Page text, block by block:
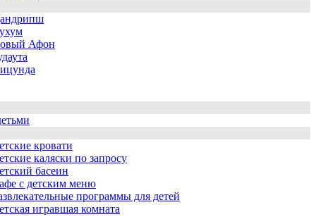
Афон
кровати
каляски по запросу
басеин
с детским меню
программы для детей
игравшая комната